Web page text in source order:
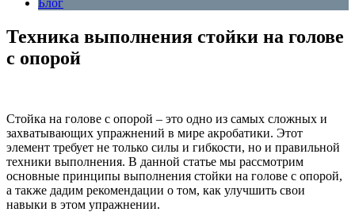
Блог
Техника выполнения стойки на голове
с опорой
Стойка на голове с опорой – это одно из самых сложных и
захватывающих упражнений в мире акробатики. Этот
элемент требует не только силы и гибкости, но и правильной
техники выполнения. В данной статье мы рассмотрим
основные принципы выполнения стойки на голове с опорой,
а также дадим рекомендации о том, как улучшить свои
навыки в этом упражнении.